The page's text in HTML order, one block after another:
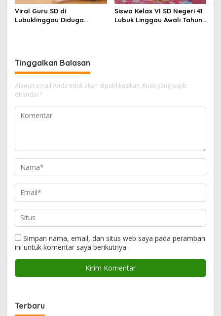
Viral Guru SD di
Lubuklinggau Diduga
Siswa Kelas VI SD Negeri 41
Lubuk Linggau Awali Tahun
Tinggalkan Balasan
Alamat email Anda tidak akan dipublikasikan. Ruas yang wajib
ditandai *
Simpan nama, email, dan situs web saya pada peramban
ini untuk komentar saya berikutnya.
Terbaru